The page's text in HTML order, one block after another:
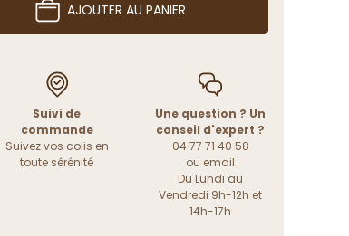
AJOUTER AU PANIER
Suivi de
commande
Suivez vos colis en
toute sérénité
Une question ? Un
conseil d'expert ?
04 77 71 40 58
ou email
Du Lundi au
Vendredi 9h-12h et
14h-17h